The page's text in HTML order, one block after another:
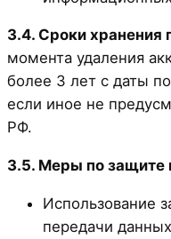
3.4. Сроки хранения
момента удаления
более 3 лет с даты
если иное не
РФ.
3.5. Меры по защите
Использование
передачи данных